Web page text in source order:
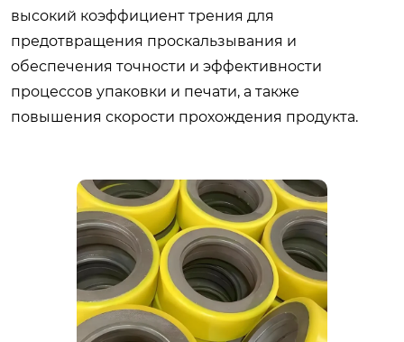
высокий коэффициент трения для
предотвращения проскальзывания и
обеспечения точности и эффективности
процессов упаковки и печати, а также
повышения скорости прохождения продукта.